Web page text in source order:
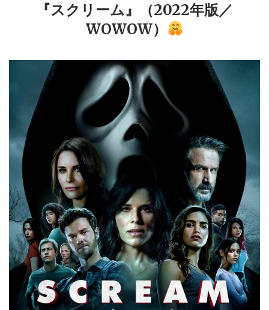
『スクリーム』（2022年版／
WOWOW）